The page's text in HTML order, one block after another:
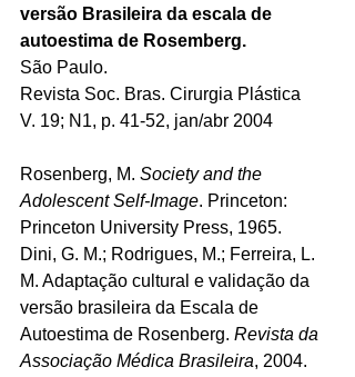
versão Brasileira da escala de
autoestima de Rosemberg.
São Paulo.
Revista Soc. Bras. Cirurgia Plástica
V. 19; N1, p. 41-52, jan/abr 2004
Rosenberg, M. Society and the
Adolescent Self-Image. Princeton:
Princeton University Press, 1965.
Dini, G. M.; Rodrigues, M.; Ferreira, L.
M. Adaptação cultural e validação da
versão brasileira da Escala de
Autoestima de Rosenberg. Revista da
Associação Médica Brasileira, 2004.